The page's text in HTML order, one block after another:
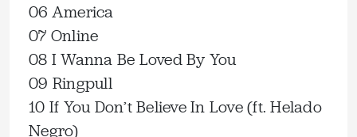
06 America
07 Online
08 I Wanna Be Loved By You
09 Ringpull
10 If You Don’t Believe In Love (ft. Helado
Negro)